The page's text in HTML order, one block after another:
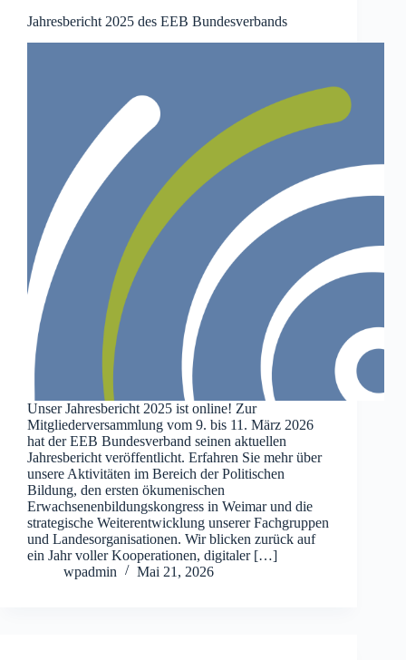
Jahresbericht 2025 des EEB Bundesverbands
Unser Jahresbericht 2025 ist online! Zur
Mitgliederversammlung vom 9. bis 11. März 2026
hat der EEB Bundesverband seinen aktuellen
Jahresbericht veröffentlicht. Erfahren Sie mehr über
unsere Aktivitäten im Bereich der Politischen
Bildung, den ersten ökumenischen
Erwachsenenbildungskongress in Weimar und die
strategische Weiterentwicklung unserer Fachgruppen
und Landesorganisationen. Wir blicken zurück auf
ein Jahr voller Kooperationen, digitaler […]
wpadmin
Mai 21, 2026